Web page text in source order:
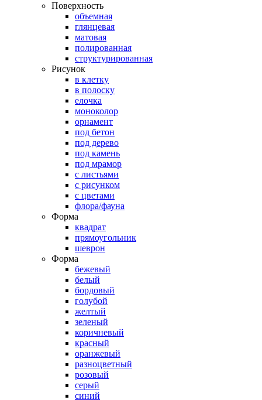
Поверхность
объемная
глянцевая
матовая
полированная
структурированная
Рисунок
в клетку
в полоску
елочка
моноколор
орнамент
под бетон
под дерево
под камень
под мрамор
с листьями
с рисунком
с цветами
флора/фауна
Форма
квадрат
прямоугольник
шеврон
Форма
бежевый
белый
бордовый
голубой
желтый
зеленый
коричневый
красный
оранжевый
разноцветный
розовый
серый
синий